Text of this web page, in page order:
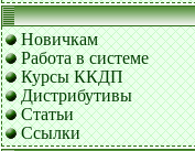
Новичкам
Работа в системе
Курсы ККДП
Дистрибутивы
Статьи
Ссылки